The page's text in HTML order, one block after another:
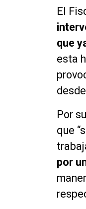
El
que
esta
Por
que
por